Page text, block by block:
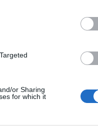
or Sharing
for which it